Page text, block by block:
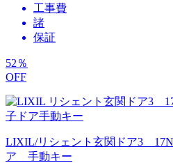
工事費
諸
保証
52 ％
OFF
LIXIL/リシェント玄関ドア3
ア 手動キー